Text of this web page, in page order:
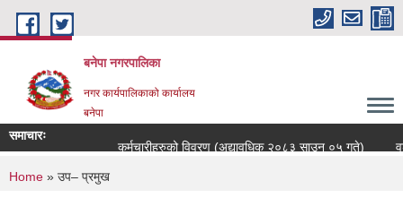
Skip to main content
बनेपा नगरपालिका
नगर कार्यपालिकाको कार्यालय
बनेपा
समाचारः
कर्मचारीहरुको विवरण (अद्यावधिक २०८३ साउन ०५ गते)
You are here
Home » उप– प्रमुख